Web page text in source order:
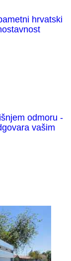
hrvatski
odmoru -
vašim